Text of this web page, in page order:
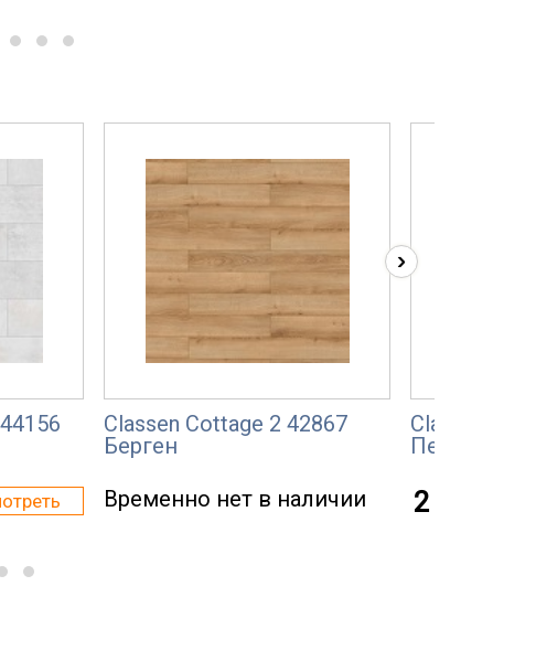
Classen Cottage 2 42867
Берген
Временно нет в наличии
Classen
Перуджа
2 005 р.
›